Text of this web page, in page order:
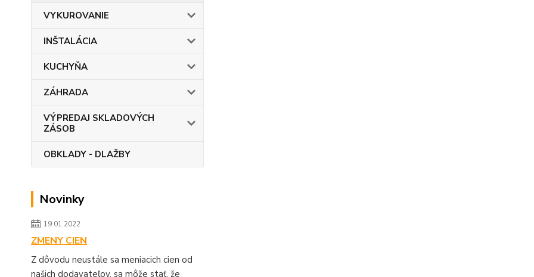
VYKUROVANIE
INŠTALÁCIA
KUCHYŇA
ZÁHRADA
VÝPREDAJ SKLADOVÝCH
ZÁSOB
OBKLADY - DLAŽBY
Novinky
19.01.2022
ZMENY CIEN
Z dôvodu neustále sa meniacich cien od
našich dodavateľov, sa môže stať, že